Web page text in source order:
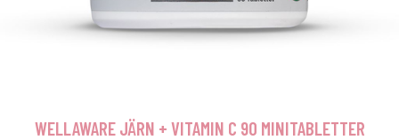
WELLAWARE JÄRN + VITAMIN C 90 MINITABLETTER